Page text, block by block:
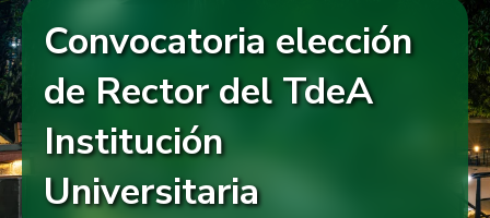
Convocatoria elección
de Rector del TdeA
Institución
Universitaria